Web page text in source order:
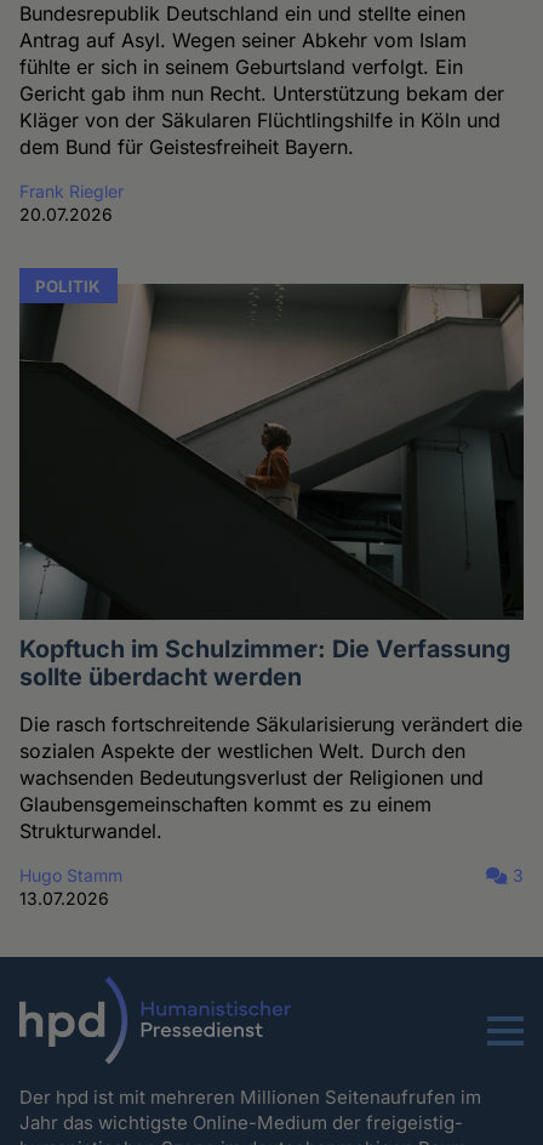
Bundesrepublik Deutschland ein und stellte einen
Antrag auf Asyl. Wegen seiner Abkehr vom Islam
fühlte er sich in seinem Geburtsland verfolgt. Ein
Gericht gab ihm nun Recht. Unterstützung bekam der
Kläger von der Säkularen Flüchtlingshilfe in Köln und
dem Bund für Geistesfreiheit Bayern.
Frank Riegler
20.07.2026
POLITIK
Kopftuch im Schulzimmer: Die Verfassung
sollte überdacht werden
Die rasch fortschreitende Säkularisierung verändert die
sozialen Aspekte der westlichen Welt. Durch den
wachsenden Bedeutungsverlust der Religionen und
Glaubensgemeinschaften kommt es zu einem
Strukturwandel.
Hugo Stamm
13.07.2026
3
Menu
Der hpd ist mit mehreren Millionen Seitenaufrufen im
Jahr das wichtigste Online-Medium der freigeistig-